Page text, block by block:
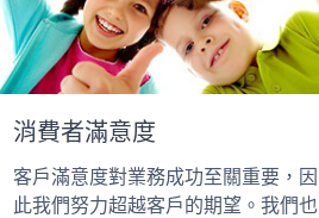
消費者滿意度
客戶滿意度對業務成功至關重要，因
此我們努力超越客戶的期望。我們也